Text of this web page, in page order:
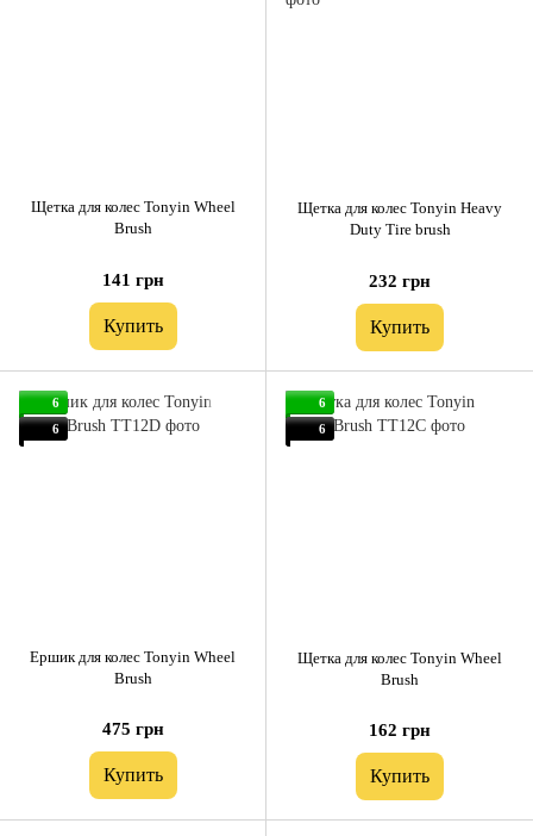
Щетка для колес Tonyin Wheel
Brush
141 грн
Купить
Щетка для колес Tonyin Heavy
Duty Tire brush
232 грн
Купить
6
6
Ершик для колес Tonyin Wheel
Brush
475 грн
Купить
6
6
Щетка для колес Tonyin Wheel
Brush
162 грн
Купить